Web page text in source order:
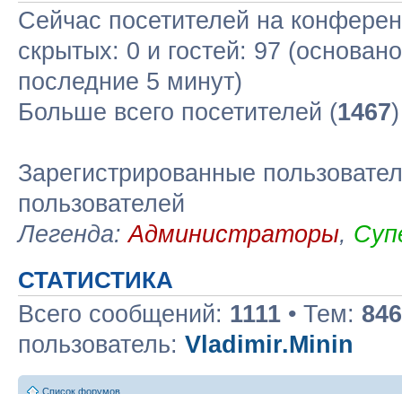
Сейчас посетителей на
скрытых: 0 и гостей: 97
последние 5 минут)
Больше всего посетителей (1467
Зарегистрированные
пользователей
Легенда:Администраторы,
СТАТИСТИКА
Всего сообщений: 1111 • Тем: 846
пользователь: Vladimir.Minin
Список форумов